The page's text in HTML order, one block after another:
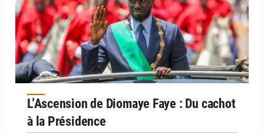
L’Ascension de Diomaye Faye : Du cachot
à la Présidence